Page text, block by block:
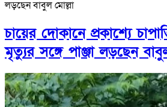
চায়ের দোকানে প্রকাশ্যে
মৃত্যুর সঙ্গে পাঞ্জা লড়ছেন